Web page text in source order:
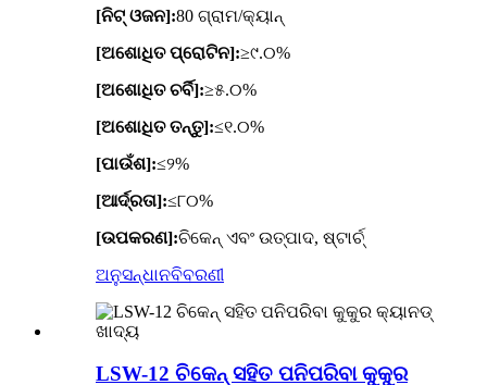
[ନିଟ୍ ଓଜନ]:80 ଗ୍ରାମ/କ୍ୟାନ୍
[ଅଶୋଧିତ ପ୍ରୋଟିନ]:≥୯.୦%
[ଅଶୋଧିତ ଚର୍ବି]:≥୫.୦%
[ଅଶୋଧିତ ତନ୍ତୁ]:≤୧.୦%
[ପାଉଁଶ]:≤୨%
[ଆର୍ଦ୍ରତା]:≤୮୦%
[ଉପକରଣ]:ଚିକେନ୍ ଏବଂ ଉତ୍ପାଦ, ଷ୍ଟାର୍ଚ୍
ଅନୁସନ୍ଧାନବିବରଣୀ
LSW-12 ଚିକେନ୍ ସହିତ ପନିପରିବା କୁକୁର